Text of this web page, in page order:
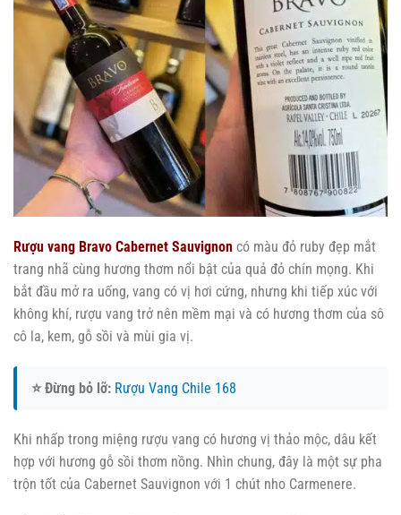
Rượu vang Bravo Cabernet Sauvignon có màu đỏ ruby đẹp mắt
trang nhã cùng hương thơm nổi bật của quả đỏ chín mọng. Khi
bắt đầu mở ra uống, vang có vị hơi cứng, nhưng khi tiếp xúc với
không khí, rượu vang trở nên mềm mại và có hương thơm của sô
cô la, kem, gỗ sồi và mùi gia vị.
⭐ Đừng bỏ lỡ: Rượu Vang Chile 168
Khi nhấp trong miệng rượu vang có hương vị thảo mộc, dâu kết
hợp với hương gỗ sồi thơm nồng. Nhìn chung, đây là một sự pha
trộn tốt của Cabernet Sauvignon với 1 chút nho Carmenere.